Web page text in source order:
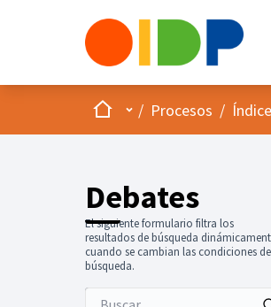
InicioMenú principal
/ Procesos /
Debates
El siguiente formulario filtra los
resultados de búsqueda
cuando se cambian las condiciones de
búsqueda.